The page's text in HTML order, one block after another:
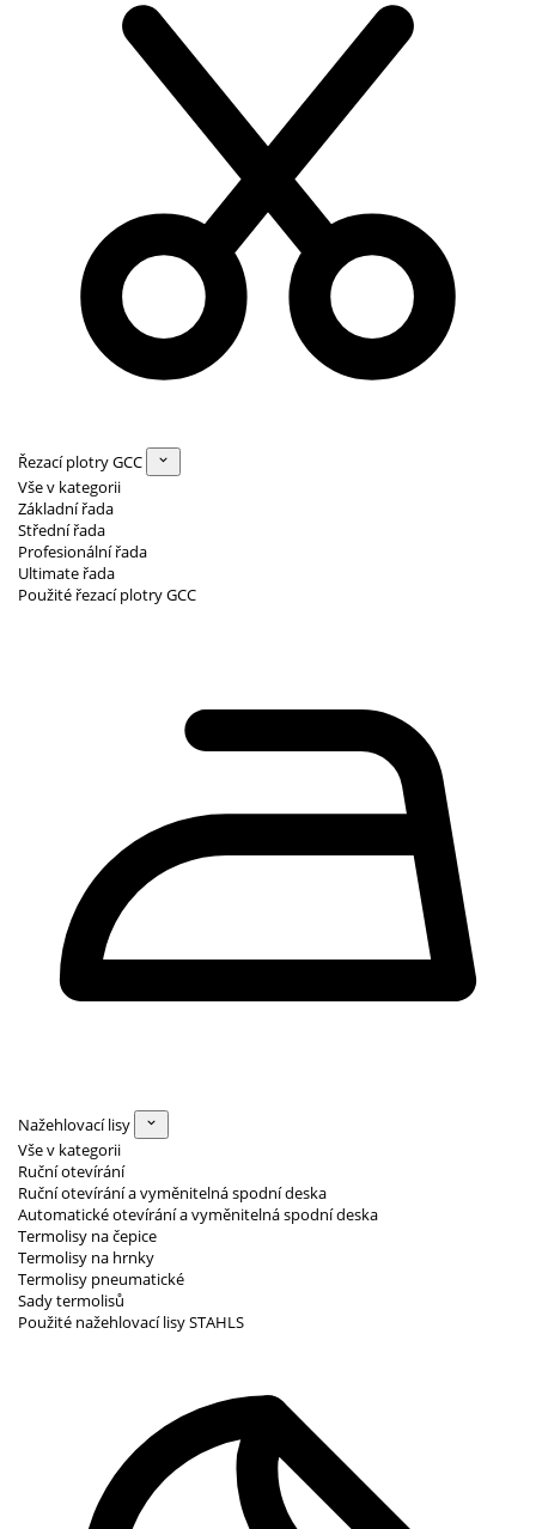
Řezací plotry GCC
Vše v kategorii
Základní řada
Střední řada
Profesionální řada
Ultimate řada
Použité řezací plotry GCC
Nažehlovací lisy
Vše v kategorii
Ruční otevírání
Ruční otevírání a vyměnitelná spodní deska
Automatické otevírání a vyměnitelná spodní deska
Termolisy na čepice
Termolisy na hrnky
Termolisy pneumatické
Sady termolisů
Použité nažehlovací lisy STAHLS